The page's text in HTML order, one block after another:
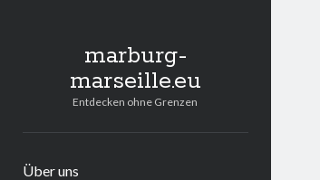
marburg-
marseille.eu
Entdecken ohne Grenzen
Über uns